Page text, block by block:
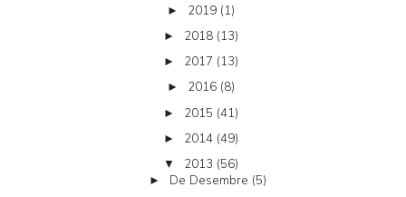
► 2019 (1)
► 2018 (13)
► 2017 (13)
► 2016 (8)
► 2015 (41)
► 2014 (49)
▼ 2013 (56)
► De Desembre (5)